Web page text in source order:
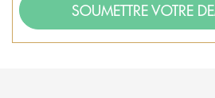
SOUMETTRE VOTRE